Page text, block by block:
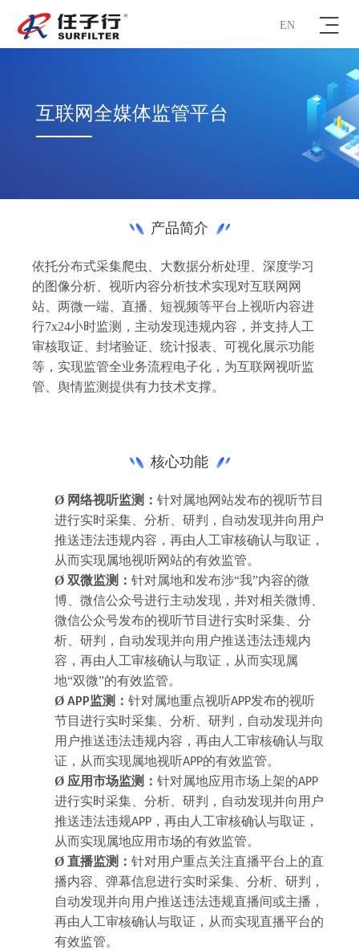
EN
互联网全媒体监管平台
产品简介
依托分布式采集爬虫、大数据分析处理、深度学习
的图像分析、视听内容分析技术实现对互联网网
站、两微一端、直播、短视频等平台上视听内容进
行7x24小时监测 ，主动发现违规内容，并支持人工
审核取证、封堵验证、统计报表、可视化展示功能
等， 实现监管全业务流程电子化，为互联网视听监
管、舆情监测提供有力技术支撑。
核心功能
Ø 网络视听监测：针对属地网站发布的视听节目
进行实时采集、分析、研判，自动发现并向用户
推送违法违规内容，再由人工审核确认与取证，
从而实现属地视听网站的有效监管。
Ø双微监测：针对属地和发布涉“我”内容的微
博、微信公众号进行主动发现，并对相关微博、
微信公众号发布的视听节目进行实时采集、分
析、研判，自动发现并向用户推送违法违规内
容，再由人工审核确认与取证，从而实现属
地“双微”的有效监管。
ØAPP监测：针对属地重点视听APP发布的视听
节目进行实时采集、分析、研判，自动发现并向
用户推送违法违规内容，再由人工审核确认与取
证，从而实现属地视听APP的有效监管。
Ø 应用市场监测：针对属地应用市场上架的APP
进行实时采集、分析、研判，自动发现并向用户
推送违法违规APP ，再由人工审核确认与取证，
从而实现属地应用市场的有效监管。
Ø直播监测：针对用户重点关注直播平台上的直
播内容、弹幕信息进行实时采集、分析、研判，
自动发现并向用户推送违法违规直播间或主播，
再由人工审核确认与取证，从而实现直播平台的
有效监管。